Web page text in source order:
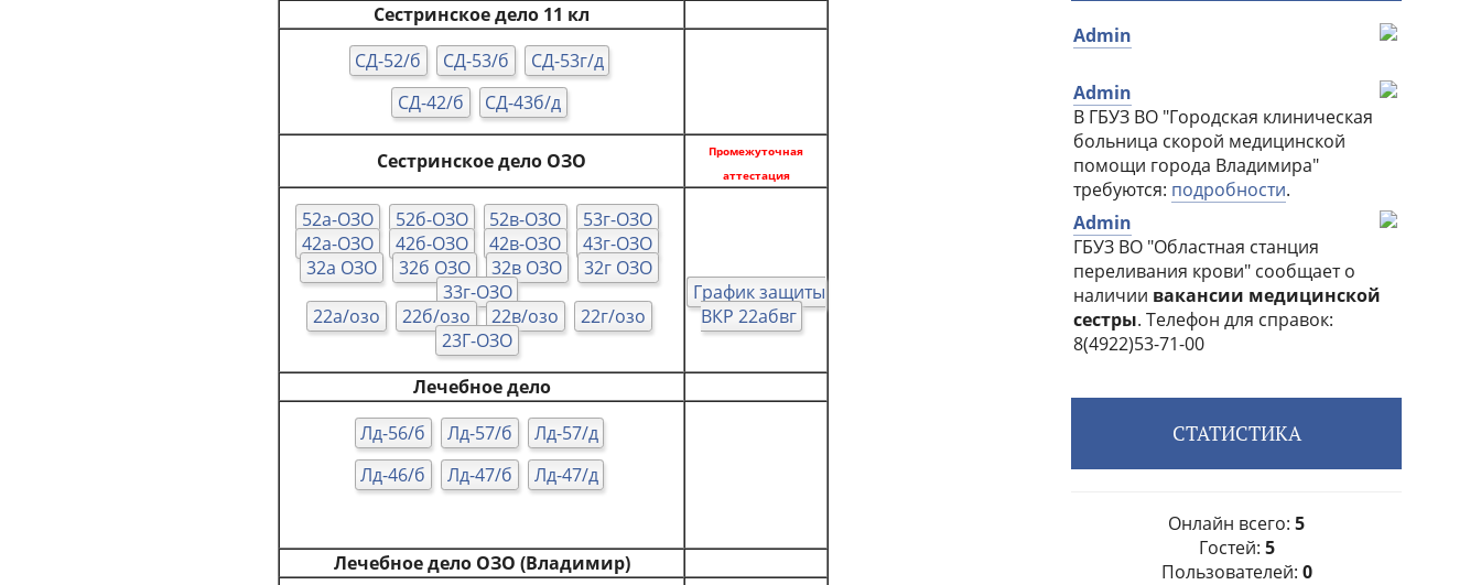
Сестринское дело 11 кл
СД-52/б
СД-53/б
СД-53г/д
СД-42/б
СД-43б/д
Сестринское дело ОЗО
Промежуточная
аттестация
52а-ОЗО 52б-ОЗО 52в-ОЗО
53г-ОЗО
42а-ОЗО
42б-ОЗО 42в-ОЗО
43г-ОЗО
32а ОЗО
32б ОЗО 32в ОЗО
32г ОЗО
33г-ОЗО
22а/озо
22б/озо 22в/озо
22г/озо
23Г-ОЗО
График защиты
ВКР 22абвг
Лечебное дело
Лд-56/б
Лд-57/б
Лд-57/д
Лд-46/б
Лд-47/б Лд-47/д
Лечебное дело ОЗО (Владимир)
СТАТИСТИКА
Онлайн всего: 5
Гостей: 5
Пользователей: 0